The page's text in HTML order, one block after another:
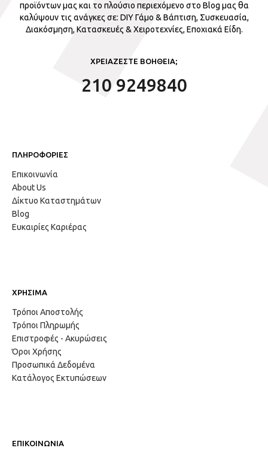
προϊόντων μας και το πλούσιο περιεχόμενο στο Blog μας θα
καλύψουν τις ανάγκες σε: DIY Γάμο & Βάπτιση, Συσκευασία,
Διακόσμηση, Κατασκευές & Χειροτεχνίες, Εποχιακά Είδη.
ΧΡΕΙΑΖΕΣΤΕ ΒΟΗΘΕΙΑ;
210 9249840
ΠΛΗΡΟΦΟΡΙΕΣ
Επικοινωνία
About Us
Δίκτυο Καταστημάτων
Blog
Ευκαιρίες Καριέρας
ΧΡΗΣΙΜΑ
Τρόποι Αποστολής
Τρόποι Πληρωμής
Επιστροφές - Ακυρώσεις
Όροι Χρήσης
Προσωπικά Δεδομένα
Κατάλογος Εκτυπώσεων
ΕΠΙΚΟΙΝΩΝΙΑ